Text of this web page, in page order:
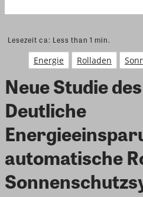
Lesezeit ca: Less than 1 min.
Energie Rolladen
Neue Studie
Deutliche
automatische